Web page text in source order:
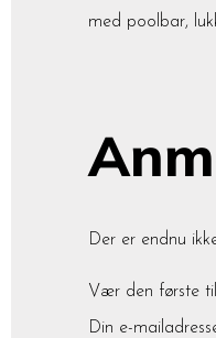
med poolbar,
Der er endnu
Vær den første
Din e-